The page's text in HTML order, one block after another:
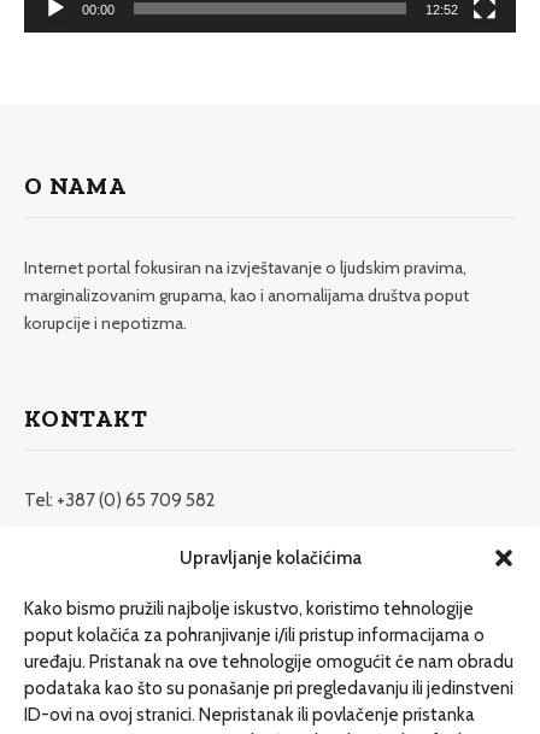
Upravljanje kolačićima
Kako bismo pružili najbolje iskustvo, koristimo tehnologije
poput kolačića za pohranjivanje i/ili pristup informacijama o
uređaju. Pristanak na ove tehnologije omogućit će nam obradu
podataka kao što su ponašanje pri pregledavanju ili jedinstveni
ID-ovi na ovoj stranici. Nepristanak ili povlačenje pristanka
00:00 12:52
O NAMA
Internet portal fokusiran na izvještavanje o ljudskim pravima,
marginalizovanim grupama, kao i anomalijama društva poput
korupcije i nepotizma.
KONTAKT
Tel: +387 (0) 65 709 582
redakcija@etrafika.net
Dosije
Drugi pišu